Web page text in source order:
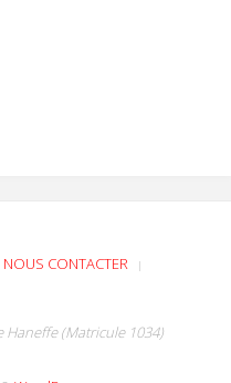
NOUS CONTACTER |
Haneffe (Matricule 1034)